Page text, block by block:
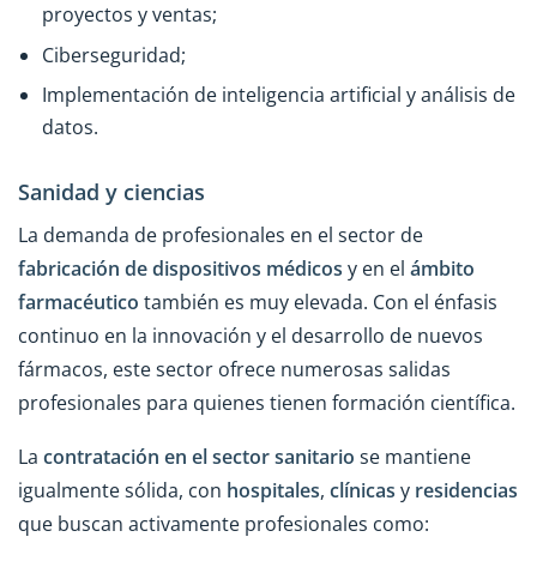
proyectos y ventas;
Ciberseguridad;
Implementación de inteligencia artificial y análisis de
datos.
Sanidad y ciencias
La demanda de profesionales en el sector de
fabricación de dispositivos médicos y en el ámbito
farmacéutico también es muy elevada. Con el énfasis
continuo en la innovación y el desarrollo de nuevos
fármacos, este sector ofrece numerosas salidas
profesionales para quienes tienen formación científica.
La contratación en el sector sanitario se mantiene
igualmente sólida, con hospitales, clínicas y residencias
que buscan activamente profesionales como: